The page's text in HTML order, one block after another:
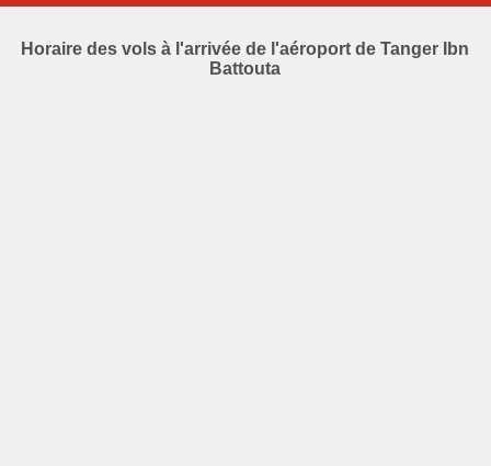
Horaire des vols à l'arrivée de l'aéroport de Tanger Ibn
Battouta